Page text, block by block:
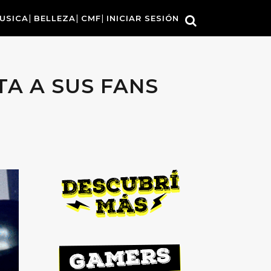
BELLEZA CMF INICIAR SESIÓN
A SUS FANS